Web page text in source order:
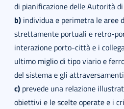
di pianificazione delle Autorità
b)individua e perimetra le aree
strettamente portuali e retro-
interazione porto-città e i
ultimo miglio di tipo viario e
del sistema e gli
c)prevede una relazione
obiettivi e le scelte operate e i